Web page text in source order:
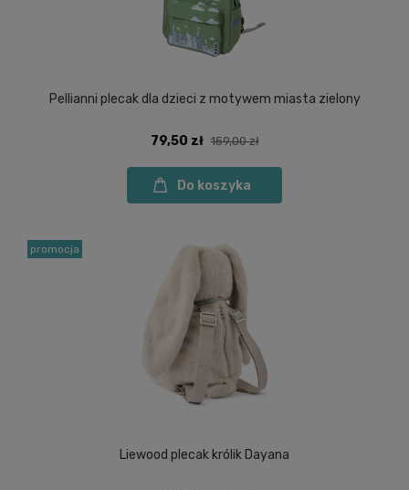
Pellianni plecak dla dzieci z motywem miasta zielony
79,50 zł 159,00 zł
Do koszyka
Liewood plecak królik Dayana
promocja